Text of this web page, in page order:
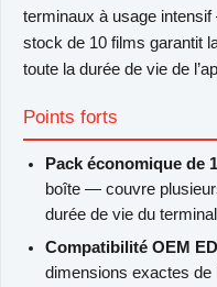
terminaux à usage
stock de 10 films garantit
toute la durée de vie de
Points forts
Pack économique de
boîte — couvre
durée de vie du
Compatibilité OEM
dimensions exactes de